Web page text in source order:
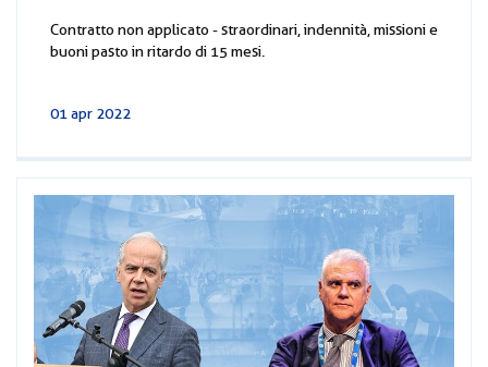
Contratto non applicato - straordinari, indennità, missioni e
buoni pasto in ritardo di 15 mesi.
01 apr 2022